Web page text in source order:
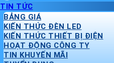
TIN TỨC
BẢNG GIÁ
KIẾN THỨC ĐÈN LED
KIẾN THỨC THIẾT BỊ ĐIỆN
HOẠT ĐỘNG CÔNG TY
TIN KHUYẾN MÃI